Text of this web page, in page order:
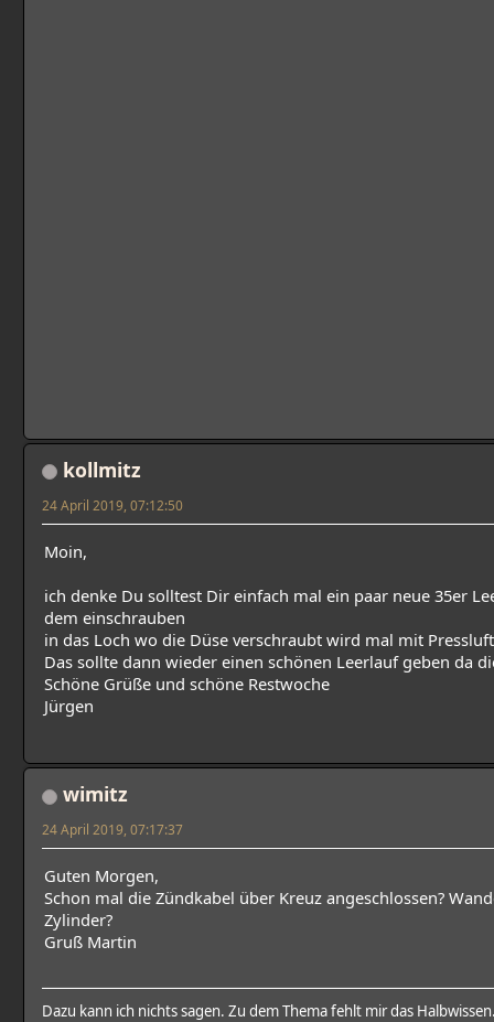
kollmitz
24 April 2019, 07:12:50
Moin,
ich denke Du solltest Dir einfach mal ein paar neue 35er
dem einschrauben
in das Loch wo die Düse verschraubt wird mal mit
Das sollte dann wieder einen schönen Leerlauf geben da
Schöne Grüße und schöne Restwoche
Jürgen
wimitz
24 April 2019, 07:17:37
Guten Morgen,
Schon mal die Zündkabel über Kreuz angeschlossen?
Zylinder?
Gruß Martin
Dazu kann ich nichts sagen. Zu dem Thema fehlt mir das